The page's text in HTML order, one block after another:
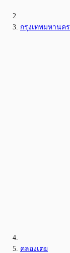
กรุงเทพมหานคร
คลองเตย